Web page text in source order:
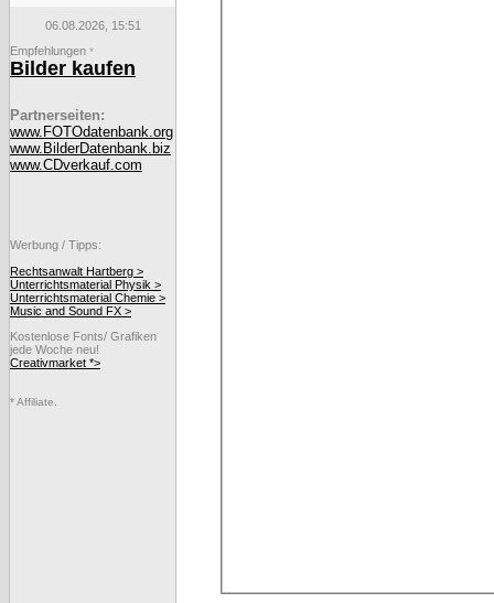
06.08.2026, 15:51
Empfehlungen *
Bilder kaufen
Partnerseiten:
www.FOTOdatenbank.org
www.BilderDatenbank.biz
www.CDverkauf.com
Werbung / Tipps:
Rechtsanwalt Hartberg >
Unterrichtsmaterial Physik >
Unterrichtsmaterial Chemie >
Music and Sound FX >
Kostenlose Fonts/ Grafiken
jede Woche neu!
Creativmarket *>
* Affiliate.